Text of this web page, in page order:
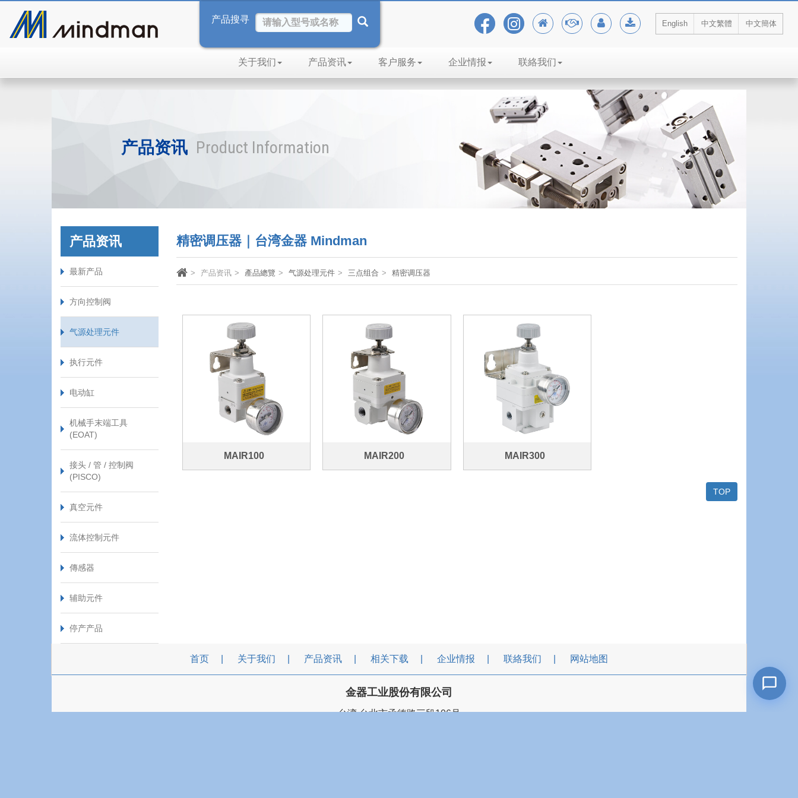
English 中文繁體 中文簡体
产品搜寻
关于我们 产品资讯 客户服务 企业情报 联絡我们
产品资讯 Product Information
产品资讯
最新产品
方向控制阀
气源处理元件
执行元件
电动缸
机械手末端工具
(EOAT)
接头 / 管 / 控制阀
(PISCO)
真空元件
流体控制元件
傳感器
辅助元件
停产产品
精密调压器｜台湾金器 Mindman
产品资讯 產品總覽 气源处理元件 三点组合 精密调压器
MAIR100 MAIR200 MAIR300
TOP
首页 关于我们 产品资讯 相关下载 企业情报 联絡我们 网站地图
金器工业股份有限公司
台湾 台北市承德路三段106号